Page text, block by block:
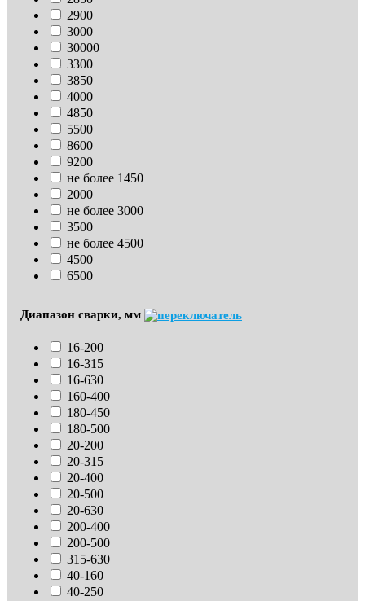
2900
3000
30000
3300
3850
4000
4850
5500
8600
9200
не более 1450
2000
не более 3000
3500
не более 4500
4500
6500
Диапазон сварки, мм
16-200
16-315
16-630
160-400
180-450
180-500
20-200
20-315
20-400
20-500
20-630
200-400
200-500
315-630
40-160
40-250